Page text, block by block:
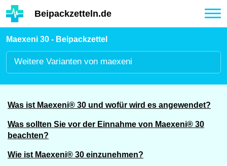
Hauptinhalt
Beipackzetteln.de
Maexeni 30 - Beipackzettel
Weitere Varianten von maexeni
Was ist Maexeni® 30 und wofür wird es angewendet?
Was sollten Sie vor der Einnahme von Maexeni® 30
beachten?
Wie ist Maexeni® 30 einzunehmen?